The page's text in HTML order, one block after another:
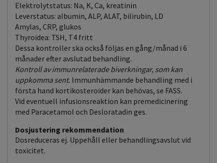
Elektrolytstatus: Na, K, Ca, kreatinin
Leverstatus: albumin, ALP, ALAT, bilirubin, LD
Amylas, CRP, glukos
Thyroidea: TSH, T4 fritt
Dessa kontroller ska också följas en gång/månad i 6
månader efter avslutad behandling.
Kontroll av immunrelaterade biverkningar, som kan
uppkomma sent. Immunhämmande behandling med i
första hand kortikosteroider kan behövas, se FASS.
Vid eventuell infusionsreaktion kan premedicinering
med Paracetamol och Desloratadin ges.
Dosjustering rekommendation
Dosreduceras ej. Uppehåll eller behandlingsavslut vid
toxicitet.